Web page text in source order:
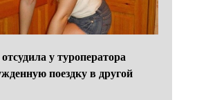
у туроператора
поездку в другой